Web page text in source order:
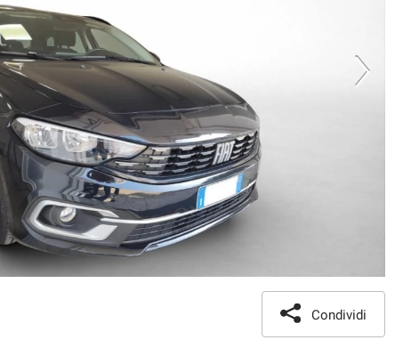
Condividi